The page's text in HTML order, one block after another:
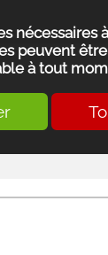
peuvent
à tout